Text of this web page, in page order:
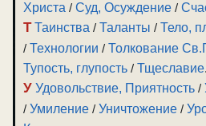
Христа /Суд, Осуждение /
Т Таинства /Таланты /Тело,
/Технологии /Толкование
Тупость, глупость /Тщеславие.
У Удовольствие, Приятность /
/Умиление /Уничтожение /